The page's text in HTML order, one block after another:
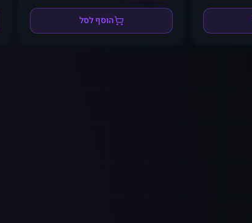
הוסף לסל